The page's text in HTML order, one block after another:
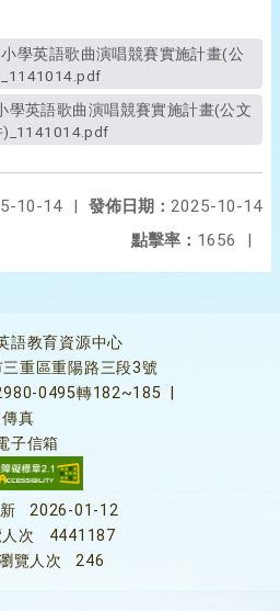
)_1141014.pdf
發佈日期： 2025-10-14
10-14
|
點擊率： 1656 |
語教育資源中心
重區重陽路三段3號
0495轉182~185
傳真
子信箱
2026-01-12
次
4441187
覽人次
246